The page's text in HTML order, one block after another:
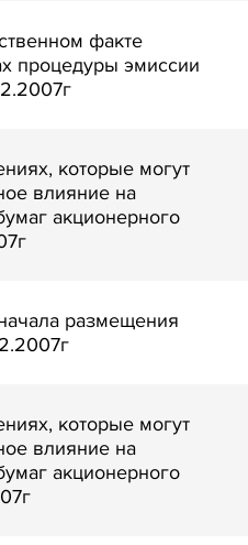
факте
процедуры эмиссии
которые могут
влияние на
акционерного
размещения
которые могут
влияние на
акционерного